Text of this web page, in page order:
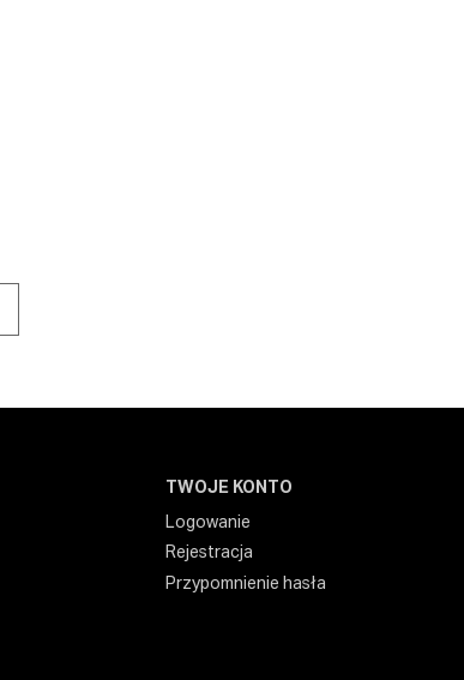
TWOJE KONTO
Logowanie
Rejestracja
Przypomnienie hasła